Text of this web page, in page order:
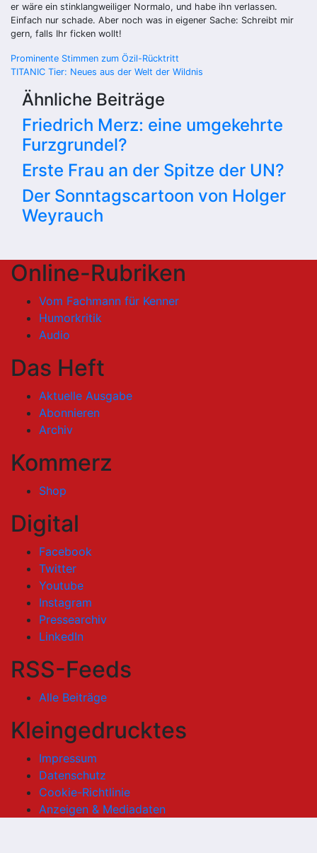
er wäre ein stinklangweiliger Normalo, und habe ihn verlassen.
Einfach nur schade. Aber noch was in eigener Sache: Schreibt mir
gern, falls Ihr ficken wollt!
Beitragsnavigation
Prominente Stimmen zum Özil-Rücktritt
TITANIC Tier: Neues aus der Welt der Wildnis
Ähnliche Beiträge
Friedrich Merz: eine umgekehrte
Furzgrundel?
Erste Frau an der Spitze der UN?
Der Sonntagscartoon von Holger
Weyrauch
Online-Rubriken
Vom Fachmann für Kenner
Humorkritik
Audio
Das Heft
Aktuelle Ausgabe
Abonnieren
Archiv
Kommerz
Shop
Digital
Facebook
Twitter
Youtube
Instagram
Pressearchiv
LinkedIn
RSS-Feeds
Alle Beiträge
Kleingedrucktes
Impressum
Datenschutz
Cookie-Richtlinie
Anzeigen & Mediadaten